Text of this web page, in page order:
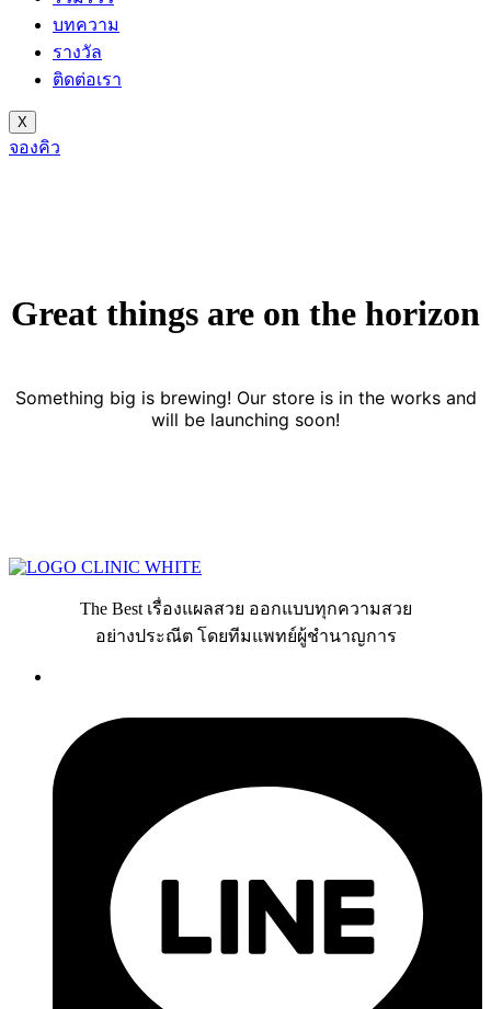
บทความ
รางวัล
ติดต่อเรา
X
จองคิว
Great things are on the horizon
Something big is brewing! Our store is in the works and
will be launching soon!
The Best เรื่องแผลสวย ออกแบบทุกความสวย
อย่างประณีต โดยทีมแพทย์ผู้ชำนาญการ